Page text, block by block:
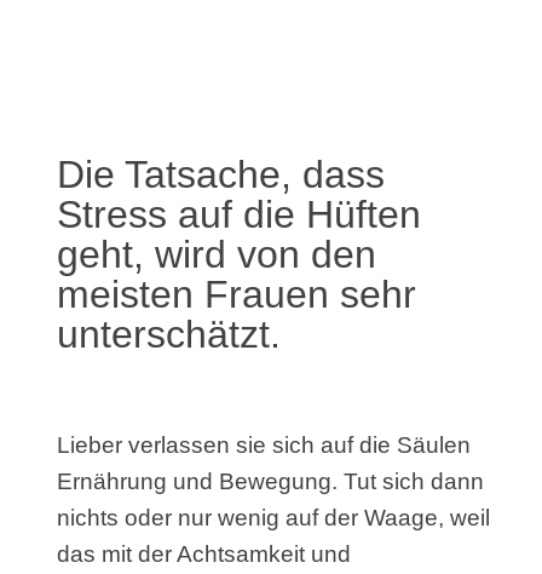
Die Tatsache, dass
Stress auf die Hüften
geht, wird von den
meisten Frauen sehr
unterschätzt.
Lieber verlassen sie sich auf die Säulen
Ernährung und Bewegung. Tut sich dann
nichts oder nur wenig auf der Waage, weil
das mit der Achtsamkeit und